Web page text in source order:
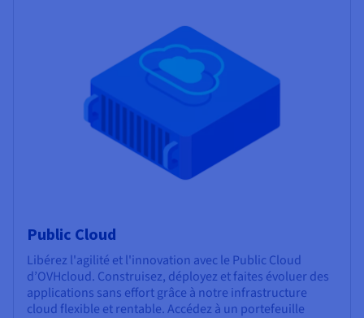
Public Cloud
Libérez l'agilité et l'innovation avec le Public Cloud
d’OVHcloud. Construisez, déployez et faites évoluer des
applications sans effort grâce à notre infrastructure
cloud flexible et rentable. Accédez à un portefeuille